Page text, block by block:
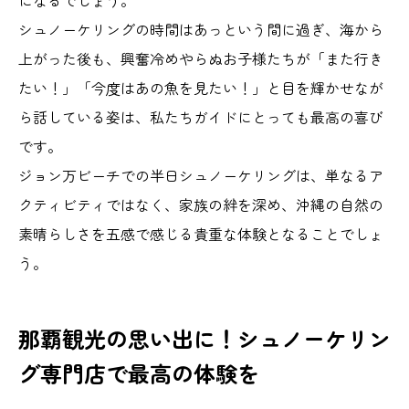
シュノーケリングの時間はあっという間に過ぎ、海から
上がった後も、興奮冷めやらぬお子様たちが「また行き
たい！」「今度はあの魚を見たい！」と目を輝かせなが
ら話している姿は、私たちガイドにとっても最高の喜び
です。
ジョン万ビーチでの半日シュノーケリングは、単なるア
クティビティではなく、家族の絆を深め、沖縄の自然の
素晴らしさを五感で感じる貴重な体験となることでしょ
う。
那覇観光の思い出に！シュノーケリン
グ専門店で最高の体験を